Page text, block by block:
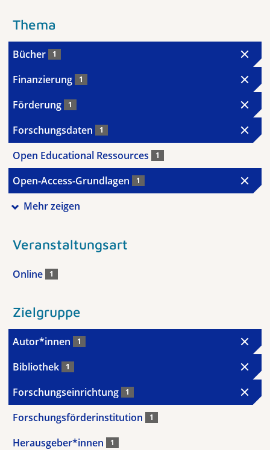
Thema
Bücher 1
Finanzierung 1
Förderung 1
Forschungsdaten 1
Open Educational Ressources 1
Open-Access-Grundlagen 1
Mehr zeigen
Veranstaltungsart
Online 1
Zielgruppe
Autor*innen 1
Bibliothek 1
Forschungseinrichtung 1
Forschungsförderinstitution 1
Herausgeber*innen 1